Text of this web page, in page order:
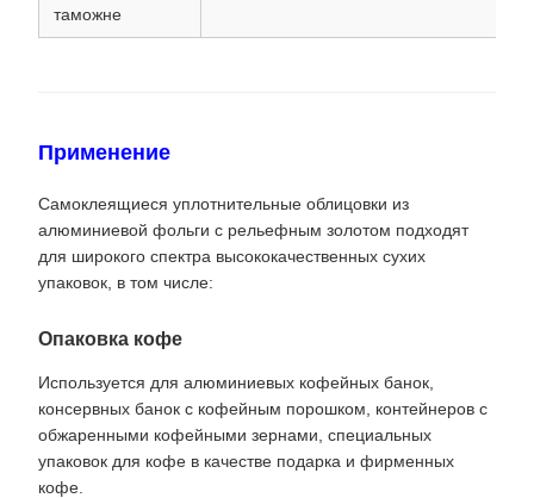
таможне
Применение
Самоклеящиеся уплотнительные облицовки из
алюминиевой фольги с рельефным золотом подходят
для широкого спектра высококачественных сухих
упаковок, в том числе:
Опаковка кофе
Используется для алюминиевых кофейных банок,
консервных банок с кофейным порошком, контейнеров с
обжаренными кофейными зернами, специальных
упаковок для кофе в качестве подарка и фирменных
кофе.